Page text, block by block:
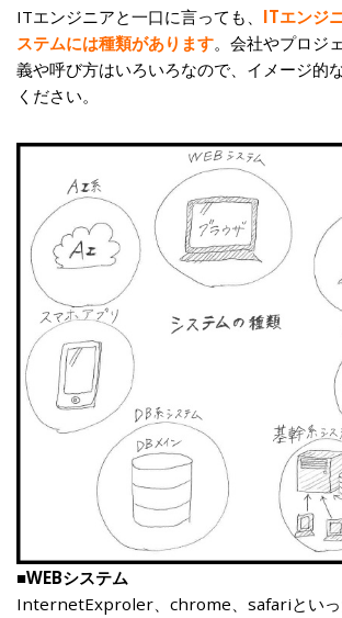
ITエンジニアと一口に言っても、 ITエンジ
ステムには種類があります。会社やプロジ
義や呼び方はいろいろなので、イメージ的
ください。
■WEBシステム
InternetExproler、chrome、safariといっ